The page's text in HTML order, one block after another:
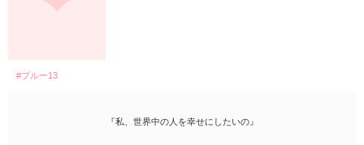
#ブルー13
『私、世界中の人を幸せにしたいの』